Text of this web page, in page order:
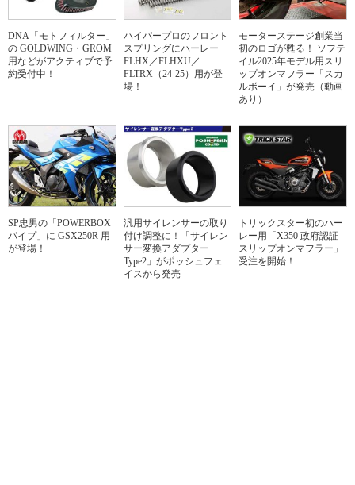
DNA「モトフィルター」
の GOLDWING・GROM
用などがアクティブで予
約受付中！
ハイパープロのフロント
スプリングにハーレー
FLHX／FLHXU／
FLTRX（24-25）用が登
場！
モーターステージ創業当
初のロゴが甦る！ ソフテ
イル2025年モデル用スリ
ップオンマフラー「スカ
ルボーイ」が発売（動画
あり）
SP忠男の「POWERBOX
パイプ」に GSX250R 用
が登場！
汎用サイレンサーの取り
付け調整に！「サイレン
サー変換アダプター
Type2」がポッシュフェ
イスから発売
トリックスター初のハー
レー用「X350 政府認証
スリップオンマフラー」
受注を開始！